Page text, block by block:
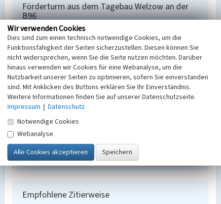
Förderturm aus dem Tagebau Welzow an der
B96
Schlagwörter
Förderturm
Ort
Maukendorf
Alternativer Ortsname
Mucow
Fachsicht(en)
Denkmalpflege
Erfassungsmaßstab
Keine Angabe
Erfassungsmethode
Übernahme aus externer Fachdatenbank
Empfohlene Zitierweise
Wir verwenden Cookies
Dies sind zum einen technisch notwendige Cookies, um die
Funktionsfähigkeit der Seiten sicherzustellen. Diesen können Sie
nicht widersprechen, wenn Sie die Seite nutzen möchten. Darüber
hinaus verwenden wir Cookies für eine Webanalyse, um die
Nutzbarkeit unserer Seiten zu optimieren, sofern Sie einverstanden
sind. Mit Anklicken des Buttons erklären Sie Ihr Einverständnis.
Weitere Informationen finden Sie auf unserer Datenschutzseite.
Impressum | Datenschutz
Notwendige Cookies
Webanalyse